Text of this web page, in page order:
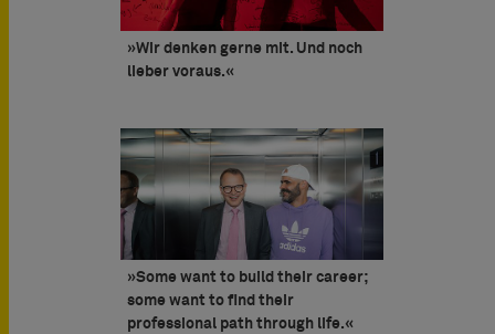
»Wir denken gerne mit. Und noch
lieber voraus.«
»Some want to build their career;
some want to find their
professional path through life.«